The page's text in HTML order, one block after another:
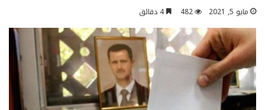
مايو 5, 2021 482